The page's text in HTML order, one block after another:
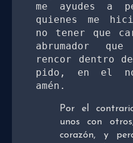
me ayudes a
quienes me
no tener que
abrumador
rencor dentro
pido, en el
amén.
Por el
unos con
corazón, y